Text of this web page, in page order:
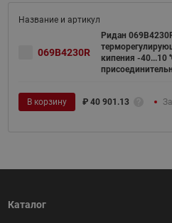
069B4230R
Ридан
кипения -40...10
В корзину ₽ 40 901.13
Каталог